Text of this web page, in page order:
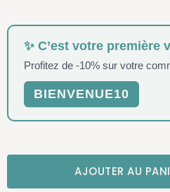
✨ C’est votre première
Profitez de -10% sur votre
BIENVENUE10
AJOUTER AU